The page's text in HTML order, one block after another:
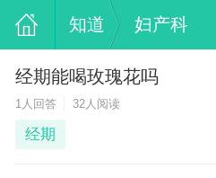
知道 妇产科
经期能喝玫瑰花吗
1人回答 32人阅读
经期